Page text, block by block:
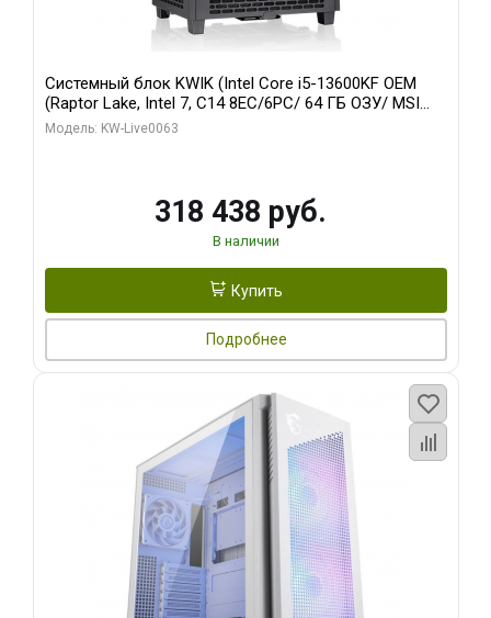
Системный блок KWIK (Intel Core i5-13600KF OEM
(Raptor Lake, Intel 7, C14 8EC/6PC/ 64 ГБ ОЗУ/ MSI
RTX5080 VENTUS 3X OC 16GB GDDR7 256bit 3xDP
Модель: KW-Live0063
318 438 руб.
В наличии
Купить
Подробнее